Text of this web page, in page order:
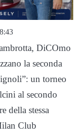
DiCOmo
la seconda
un torneo
al secondo
della stessa
Club